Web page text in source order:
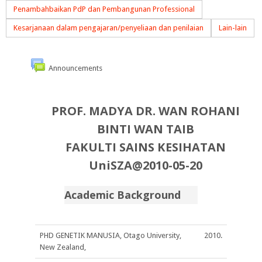
Penambahbaikan PdP dan Pembangunan Professional
Kesarjanaan dalam pengajaran/penyeliaan dan penilaian Lain-lain
Announcements
PROF. MADYA DR. WAN ROHANI
BINTI WAN TAIB
FAKULTI SAINS KESIHATAN
UniSZA@2010-05-20
Academic Background
PHD GENETIK MANUSIA, Otago University,
New Zealand,
2010.